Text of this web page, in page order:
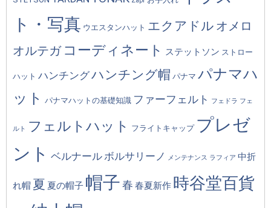
ト・写真 ウエスタンハット エクアドル オメロ
オルテガ コーディネート ステットソン ストロー
ハット ハンチングハンチング帽 パナマ パナマハ
ット
パナマハットの基礎知識 ファーフェルト フェドラ フェ
ルト フェルトハット フライトキャップ プレゼ
ント ベルナールボルサリーノ メンテナンス ラフィア 中折
れ帽 夏 夏の帽子 帽子春 春夏新作 時谷堂百貨